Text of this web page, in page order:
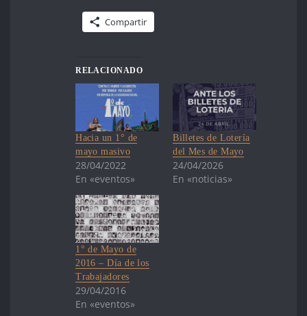
Compartir
RELACIONADO
Hacia un 1° de
mayo masivo
28/04/2022
En «eventos»
Billetes de Lotería
del Mes de Mayo
24/04/2026
En «noticias»
1° de Mayo de
2016 – Día de los
Trabajadores
29/04/2016
En «eventos»